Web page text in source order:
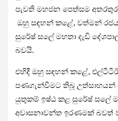
පැවති මහජන පෙත්සම
ඔහු සඳහන් කළේ, වත්මන් රජය
සුරේෂ් සලේ මහතා දැඩි
බවයි.
එහිදී ඔහු සඳහන් කළේ,
පණගැන්වීමට තිබූ උත්සාහයන්
යුතුකම් ඉෂ්ඨ කළ සුරේෂ් සලේ
අවාසනාවන්ත ඉරණමක් බවත්